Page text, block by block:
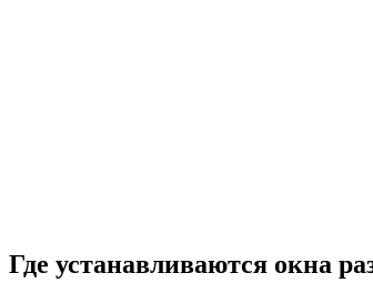
Где устанавливаются окна